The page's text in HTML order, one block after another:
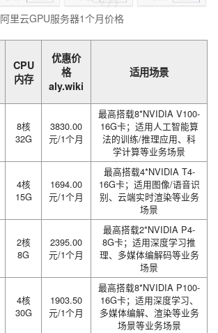
阿里云GPU服务器1个月价格
CPU
内存
优惠价
格
aly.wiki
适用场景
8核
32G
3830.00
元/1个月
最高搭载8*NVIDIA V100-
16G卡；适用人工智能算
法的训练/推理应用、科
学计算等业务场景
4核
15G
1694.00
元/1个月
最高搭载4*NVIDIA T4-
16G卡；适用图像/语音识
别、云端实时渲染等业务
场景
2核
8G
2395.00
元/1个月
最高搭载2*NVIDIA P4-
8G卡；适用深度学习推
理、多媒体编解码等业务
场景
4核
30G
1903.50
元/1个月
最高搭载8*NVIDIA P100-
16G卡；适用深度学习、
多媒体编解、渲染等业务
场景等业务场景